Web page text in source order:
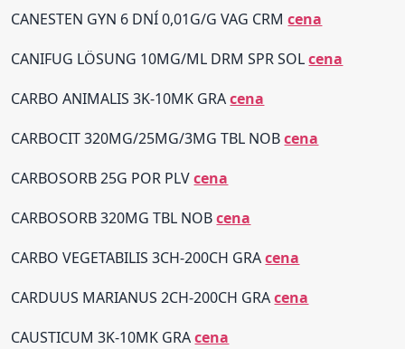
CANESTEN GYN 6 DNÍ 0,01G/G VAG CRMcena
CANIFUG LÖSUNG 10MG/ML DRM SPR SOLcena
CARBO ANIMALIS 3K-10MK GRAcena
CARBOCIT 320MG/25MG/3MG TBL NOBcena
CARBOSORB 25G POR PLVcena
CARBOSORB 320MG TBL NOBcena
CARBO VEGETABILIS 3CH-200CH GRAcena
CARDUUS MARIANUS 2CH-200CH GRAcena
CAUSTICUM 3K-10MK GRAcena